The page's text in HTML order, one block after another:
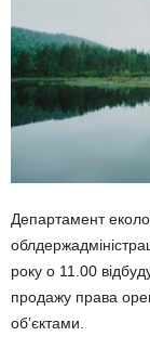
Департамент
року о 11.00
продажу права
об’єктами.